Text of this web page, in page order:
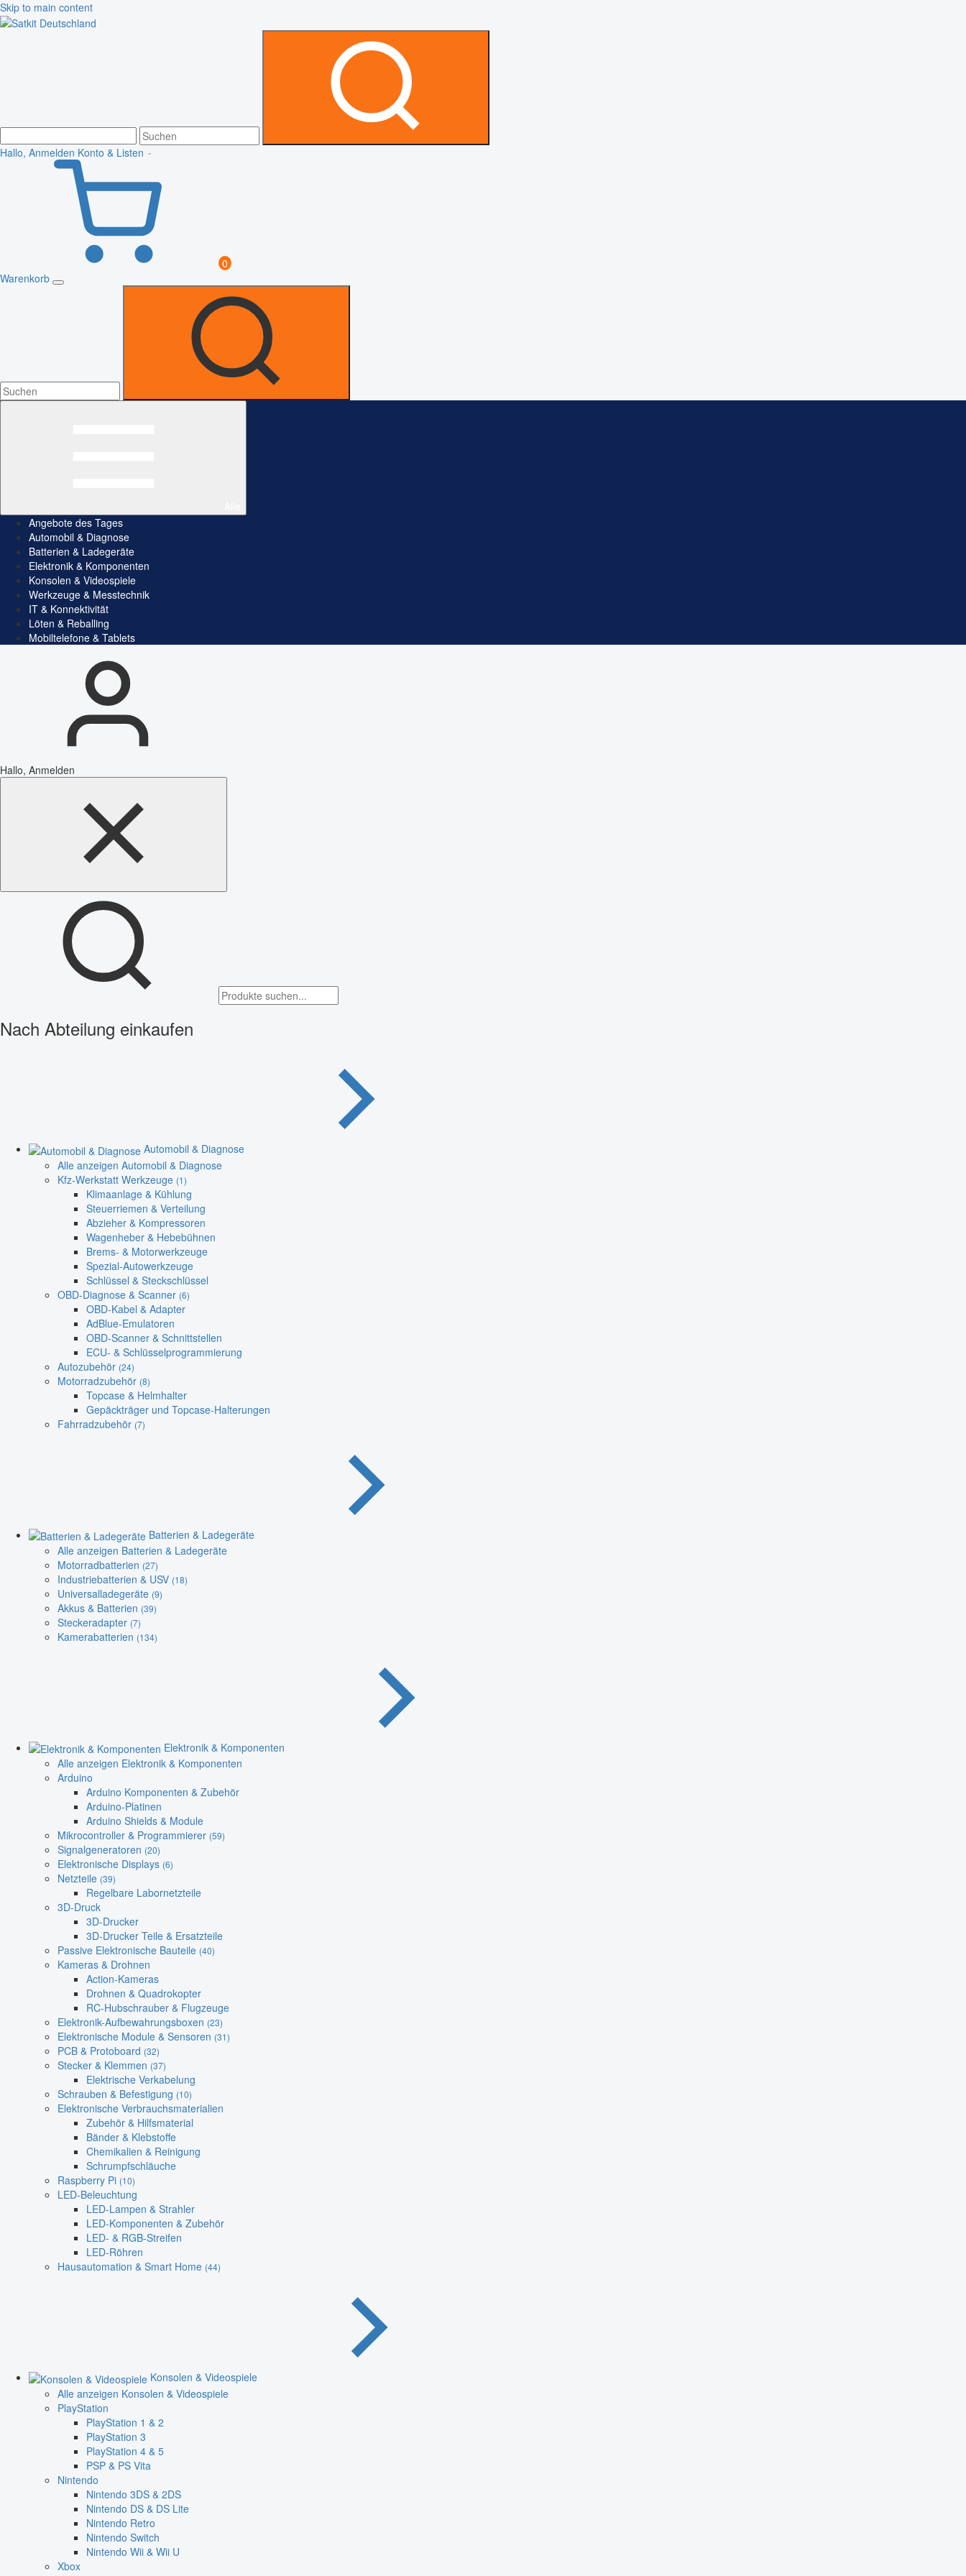
Skip to main content
Hallo, Anmelden Konto & Listen
0
Warenkorb
Angebote des Tages
Automobil & Diagnose
Batterien & Ladegeräte
Elektronik & Komponenten
Konsolen & Videospiele
Werkzeuge & Messtechnik
IT & Konnektivität
Löten & Reballing
Mobiltelefone & Tablets
Hallo, Anmelden
Nach Abteilung einkaufen
Automobil & Diagnose
Alle anzeigen Automobil & Diagnose
Kfz-Werkstatt Werkzeuge (1)
Klimaanlage & Kühlung
Steuerriemen & Verteilung
Abzieher & Kompressoren
Wagenheber & Hebebühnen
Brems- & Motorwerkzeuge
Spezial-Autowerkzeuge
Schlüssel & Steckschlüssel
OBD-Diagnose & Scanner (6)
OBD-Kabel & Adapter
AdBlue-Emulatoren
OBD-Scanner & Schnittstellen
ECU- & Schlüsselprogrammierung
Autozubehör (24)
Motorradzubehör (8)
Topcase & Helmhalter
Gepäckträger und Topcase-Halterungen
Fahrradzubehör (7)
Batterien & Ladegeräte
Alle anzeigen Batterien & Ladegeräte
Motorradbatterien (27)
Industriebatterien & USV (18)
Universalladegeräte (9)
Akkus & Batterien (39)
Steckeradapter (7)
Kamerabatterien (134)
Elektronik & Komponenten
Alle anzeigen Elektronik & Komponenten
Arduino
Arduino Komponenten & Zubehör
Arduino-Platinen
Arduino Shields & Module
Mikrocontroller & Programmierer (59)
Signalgeneratoren (20)
Elektronische Displays (6)
Netzteile (39)
Regelbare Labornetzteile
3D-Druck
3D-Drucker
3D-Drucker Teile & Ersatzteile
Passive Elektronische Bauteile (40)
Kameras & Drohnen
Action-Kameras
Drohnen & Quadrokopter
RC-Hubschrauber & Flugzeuge
Elektronik-Aufbewahrungsboxen (23)
Elektronische Module & Sensoren (31)
PCB & Protoboard (32)
Stecker & Klemmen (37)
Elektrische Verkabelung
Schrauben & Befestigung (10)
Elektronische Verbrauchsmaterialien
Zubehör & Hilfsmaterial
Bänder & Klebstoffe
Chemikalien & Reinigung
Schrumpfschläuche
Raspberry Pi (10)
LED-Beleuchtung
LED-Lampen & Strahler
LED-Komponenten & Zubehör
LED- & RGB-Streifen
LED-Röhren
Hausautomation & Smart Home (44)
Konsolen & Videospiele
Alle anzeigen Konsolen & Videospiele
PlayStation
PlayStation 1 & 2
PlayStation 3
PlayStation 4 & 5
PSP & PS Vita
Nintendo
Nintendo 3DS & 2DS
Nintendo DS & DS Lite
Nintendo Retro
Nintendo Switch
Nintendo Wii & Wii U
Xbox